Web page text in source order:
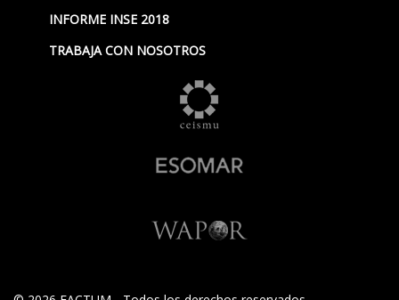
INFORME INSE 2018
TRABAJA CON NOSOTROS